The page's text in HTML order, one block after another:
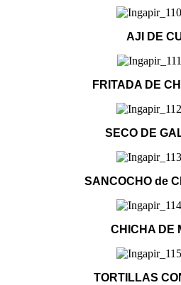
AJI DE
FRITADA DE
SECO DE
SANCOCHO de
CHICHA DE
TORTILLAS